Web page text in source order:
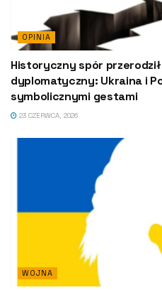
OPINIA
Historyczny spór
dyplomatyczny: Ukraina i
symbolicznymi gestami
23 CZERWCA, 2026
WOJNA